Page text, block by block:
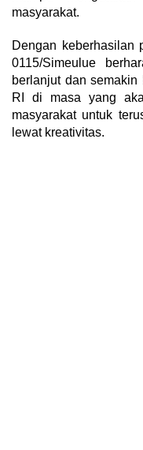
masyarakat.
‎Dengan keberhasilan
0115/Simeulue
berlanjut dan
RI di masa yang
masyarakat untuk
lewat kreativitas.